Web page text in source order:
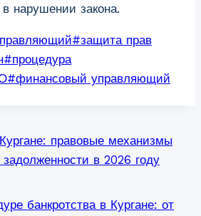
нарушении закона.
#защита прав
#процедура
#финансовый управляющий
правовые механизмы
в 2026 году
банкротства в Кургане: от